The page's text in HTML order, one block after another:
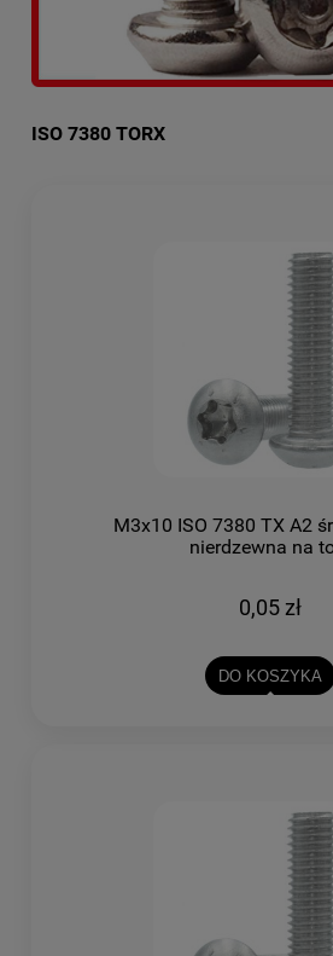
ISO 7380 TORX
M3x10 ISO 7380 TX A2
nierdzewna na
0,05 zł
DO KOSZYKA